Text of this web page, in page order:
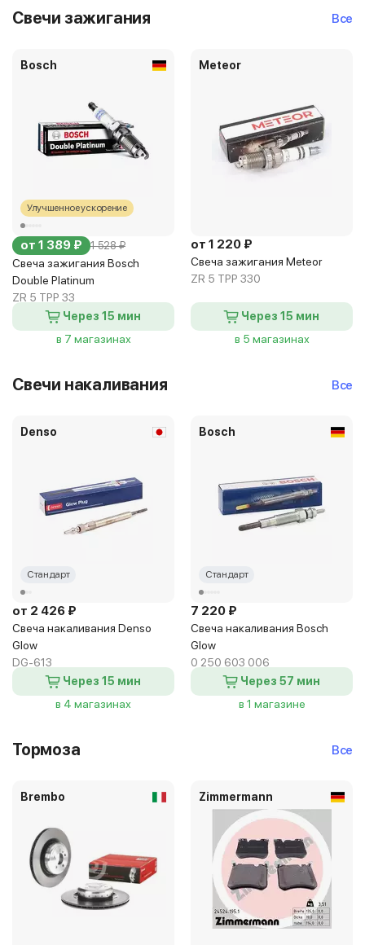
Свечи зажигания Все
Bosch
Улучшенное ускорение
от 1 389 ₽ 1 528 ₽
Свеча зажигания Bosch
Double Platinum
ZR 5 TPP 33
Через 15 мин
в 7 магазинах
Meteor
от 1 220 ₽
Свеча зажигания Meteor
ZR 5 TPP 330
Через 15 мин
в 5 магазинах
Свечи накаливания Все
Denso
Стандарт
от 2 426 ₽
Свеча накаливания Denso
Glow
DG-613
Через 15 мин
в 4 магазинах
Bosch
Стандарт
7 220 ₽
Свеча накаливания Bosch
Glow
0 250 603 006
Через 57 мин
в 1 магазине
Тормоза Все
Brembo Zimmermann